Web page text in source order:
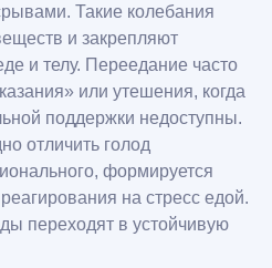
Такие колебания
и закрепляют
и телу. Переедание часто
или утешения, когда
поддержки недоступны.
отличить голод
формируется
на стресс едой.
переходят в устойчивую